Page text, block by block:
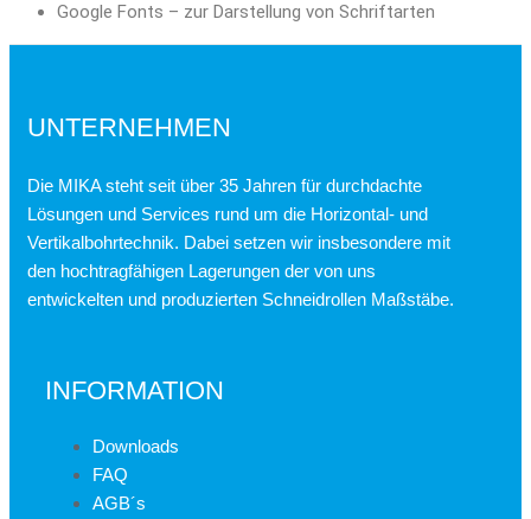
Google Fonts – zur Darstellung von Schriftarten
UNTERNEHMEN
Die MIKA steht seit über 35 Jahren für durchdachte
Lösungen und Services rund um die Horizontal- und
Vertikalbohrtechnik. Dabei setzen wir insbesondere mit
den hochtragfähigen Lagerungen der von uns
entwickelten und produzierten Schneidrollen Maßstäbe.
INFORMATION
Downloads
FAQ
AGB´s